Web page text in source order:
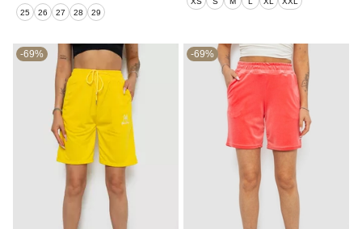
25 26 27 28 29
-69% -69%